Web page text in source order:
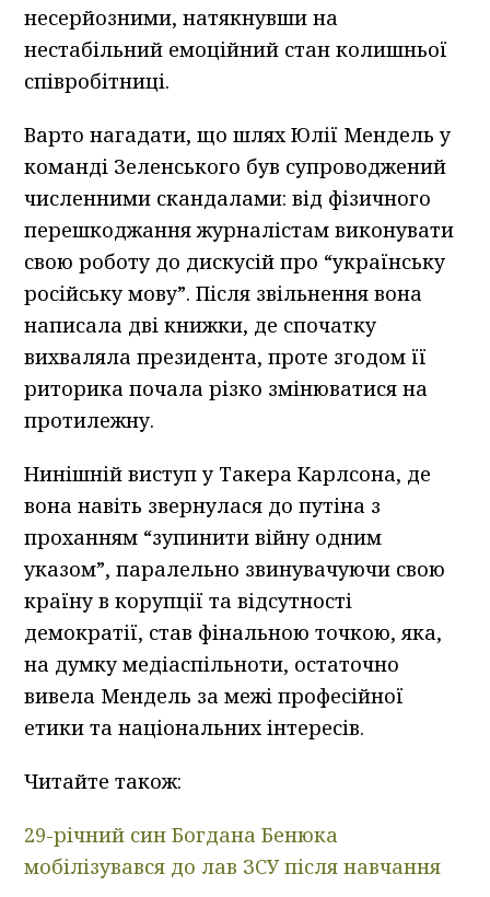
несерйозними, натякнувши на
нестабільний емоційний стан колишньої
співробітниці.
Варто нагадати, що шлях Юлії Мендель у
команді Зеленського був супроводжений
численними скандалами: від фізичного
перешкоджання журналістам виконувати
свою роботу до дискусій про “українську
російську мову”. Після звільнення вона
написала дві книжки, де спочатку
вихваляла президента, проте згодом її
риторика почала різко змінюватися на
протилежну.
Нинішній виступ у Такера Карлсона, де
вона навіть звернулася до путіна з
проханням “зупинити війну одним
указом”, паралельно звинувачуючи свою
країну в корупції та відсутності
демократії, став фінальною точкою, яка,
на думку медіаспільноти, остаточно
вивела Мендель за межі професійної
етики та національних інтересів.
Читайте також:
29-річний син Богдана Бенюка
мобілізувався до лав ЗСУ після навчання